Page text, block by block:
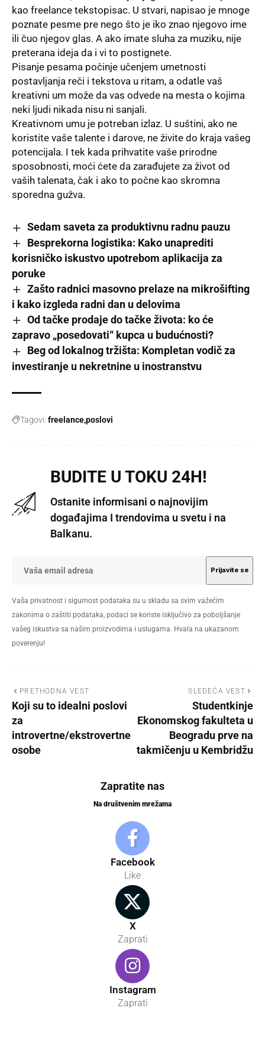
kao freelance tekstopisac. U stvari, napisao je mnoge
poznate pesme pre nego što je iko znao njegovo ime
ili čuo njegov glas. A ako imate sluha za muziku, nije
preterana ideja da i vi to postignete.
Pisanje pesama počinje učenjem umetnosti
postavljanja reči i tekstova u ritam, a odatle vaš
kreativni um može da vas odvede na mesta o kojima
neki ljudi nikada nisu ni sanjali.
Kreativnom umu je potreban izlaz. U suštini, ako ne
koristite vaše talente i darove, ne živite do kraja vašeg
potencijala. I tek kada prihvatite vaše prirodne
sposobnosti, moći ćete da zarađujete za život od
vaših talenata, čak i ako to počne kao skromna
sporedna gužva.
Sedam saveta za produktivnu radnu pauzu
Besprekorna logistika: Kako unaprediti
korisničko iskustvo upotrebom aplikacija za
poruke
Zašto radnici masovno prelaze na mikrošifting
i kako izgleda radni dan u delovima
Od tačke prodaje do tačke života: ko će
zapravo „posedovati“ kupca u budućnosti?
Beg od lokalnog tržišta: Kompletan vodič za
investiranje u nekretnine u inostranstvu
Tagovi: freelanceposlovi
BUDITE U TOKU 24H!
Ostanite informisani o najnovijim
događajima I trendovima u svetu i na
Balkanu.
Vaša privatnost i sigurnost podataka su u skladu sa svim važećim
zakonima o zaštiti podataka, podaci se koriste isključivo za poboljšanje
vašeg iskustva sa našim proizvodima i uslugama. Hvala na ukazanom
poverenju!
PRETHODNA VEST
Koji su to idealni poslovi
za
introvertne/ekstrovertne
osobe
SLEDEĆA VEST
Studentkinje
Ekonomskog fakulteta u
Beogradu prve na
takmičenju u Kembridžu
Zapratite nas
Na društvenim mrežama
Facebook
Like
X
Zaprati
Instagram
Zaprati